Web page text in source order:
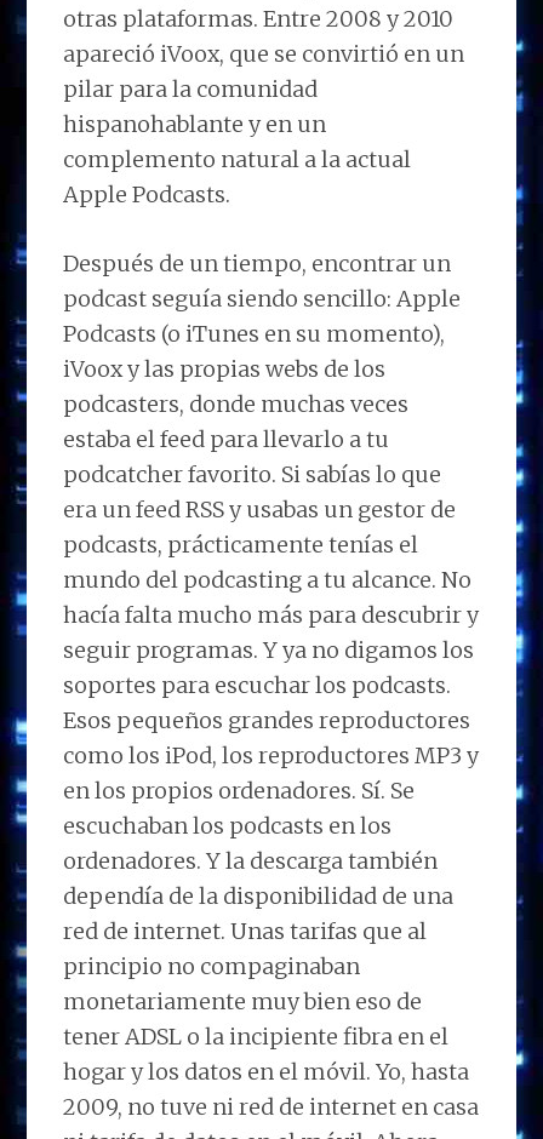
otras plataformas. Entre 2008 y 2010
apareció iVoox, que se convirtió en un
pilar para la comunidad
hispanohablante y en un
complemento natural a la actual
Apple Podcasts.
Después de un tiempo, encontrar un
podcast seguía siendo sencillo: Apple
Podcasts (o iTunes en su momento),
iVoox y las propias webs de los
podcasters, donde muchas veces
estaba el feed para llevarlo a tu
podcatcher favorito. Si sabías lo que
era un feed RSS y usabas un gestor de
podcasts, prácticamente tenías el
mundo del podcasting a tu alcance. No
hacía falta mucho más para descubrir y
seguir programas. Y ya no digamos los
soportes para escuchar los podcasts.
Esos pequeños grandes reproductores
como los iPod, los reproductores MP3 y
en los propios ordenadores. Sí. Se
escuchaban los podcasts en los
ordenadores. Y la descarga también
dependía de la disponibilidad de una
red de internet. Unas tarifas que al
principio no compaginaban
monetariamente muy bien eso de
tener ADSL o la incipiente fibra en el
hogar y los datos en el móvil. Yo, hasta
2009, no tuve ni red de internet en casa